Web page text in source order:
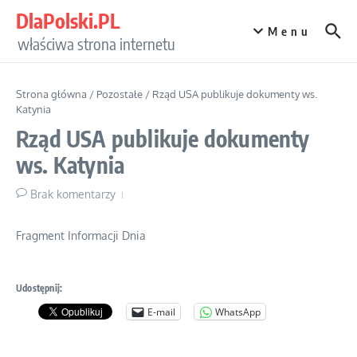
DlaPolski.PL
właściwa strona internetu
Menu
Strona główna / Pozostałe / Rząd USA publikuje dokumenty ws.
Katynia
Rząd USA publikuje dokumenty
ws. Katynia
Brak komentarzy
Fragment Informacji Dnia
Udostępnij:
E-mail WhatsApp